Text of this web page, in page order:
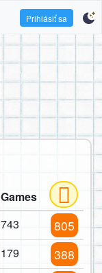
Prihlásiť sa
Games
743 805
179 388